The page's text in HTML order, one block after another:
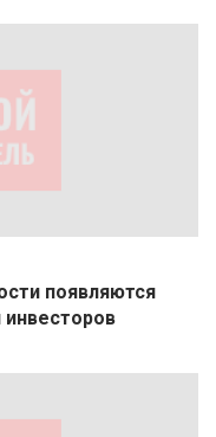
появляются